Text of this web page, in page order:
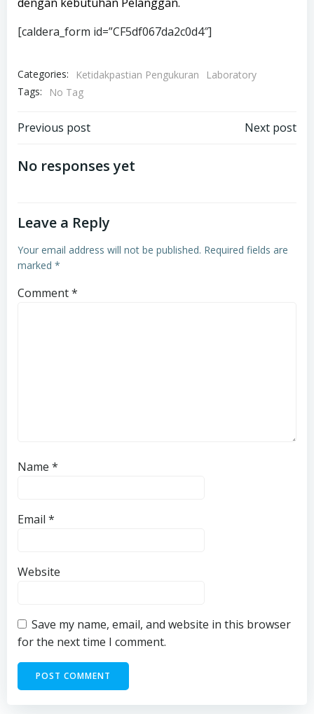
[caldera_form id=”CF5df067da2c0d4″]
Categories: Ketidakpastian Pengukuran
Laboratory
Tags:
No Tag
Post
navigation
Previous post Next post
No responses yet
Leave a Reply
Your email address will not be published. Required fields are
marked *
Comment*
Name *
Email *
Website
Save my name, email, and website in this browser
for the next time I comment.